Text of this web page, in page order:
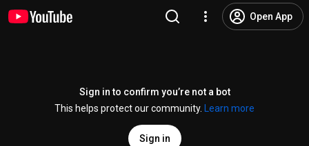
Open App
Sign in to confirm you’re not a bot
This helps protect our community.
Learn more
Sign in